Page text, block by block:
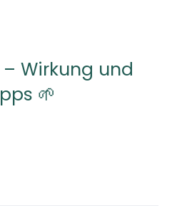
Wirkung und
🌱